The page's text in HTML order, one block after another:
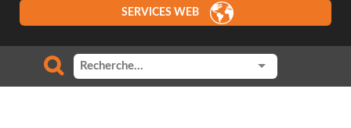
SERVICES WEB